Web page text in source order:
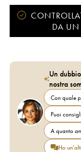
DA UN
Un
nostra
Con quale
Puoi
A quanto
Ho